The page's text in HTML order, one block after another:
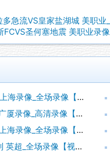
急流VS皇家盐湖城 美职业_
圣何塞地震 美职业录像
_全场录像【高清回放】
_高清录像【全场回放】
_全场录像【全场回放】
全场录像【视频集锦】